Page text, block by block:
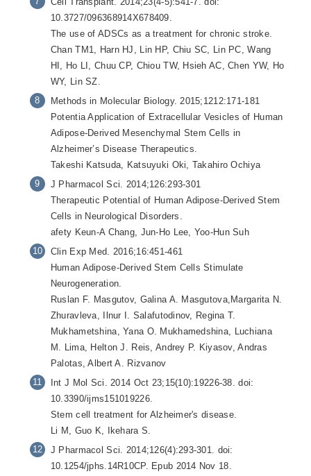
10.3727/096368914X678409.
The use of ADSCs as a treatment for chronic stroke.
Chan TM1, Harn HJ, Lin HP, Chiu SC, Lin PC, Wang
HI, Ho LI, Chuu CP, Chiou TW, Hsieh AC, Chen YW, Ho
WY, Lin SZ.
Methods in Molecular Biology. 2015;1212:171-181
Potentia Application of Extracellular Vesicles of Human
Adipose-Derived Mesenchymal Stem Cells in
Alzheimer’s Disease Therapeutics.
Takeshi Katsuda, Katsuyuki Oki, Takahiro Ochiya
J Pharmacol Sci. 2014;126:293-301
Therapeutic Potential of Human Adipose-Derived Stem
Cells in Neurological Disorders.
afety Keun-A Chang, Jun-Ho Lee, Yoo-Hun Suh
Clin Exp Med. 2016;16:451-461
Human Adipose-Derived Stem Cells Stimulate
Neurogeneration.
Ruslan F. Masgutov, Galina A. Masgutova,Margarita N.
Zhuravleva, Ilnur I. Salafutodinov, Regina T.
Mukhametshina, Yana O. Mukhamedshina, Luchiana
M. Lima, Helton J. Reis, Andrey P. Kiyasov, Andras
Palotas, Albert A. Rizvanov
Int J Mol Sci. 2014 Oct 23;15(10):19226-38. doi:
10.3390/ijms151019226.
Stem cell treatment for Alzheimer's disease.
Li M, Guo K, Ikehara S.
J Pharmacol Sci. 2014;126(4):293-301. doi:
10.1254/jphs.14R10CP. Epub 2014 Nov 18.